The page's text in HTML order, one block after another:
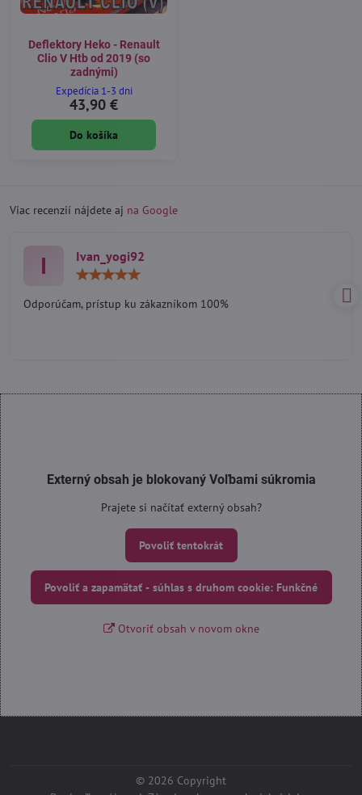
Deflektory Heko - Renault
Clio V Htb od 2019 (so
zadnými)
Expedícia 1-3 dni
43,90 €
Do košíka
Viac recenzií nájdete aj na Google
I Ivan_yogi92
5
Odporúčam, prístup ku zákazníkom 100%
Externý obsah je blokovaný Voľbami súkromia
Prajete si načítať externý obsah?
Povoliť tentokrát
Povoliť a zapamätať - súhlas s druhom cookie: Funkčné
Otvoriť obsah v novom okne
© 2026 Copyright